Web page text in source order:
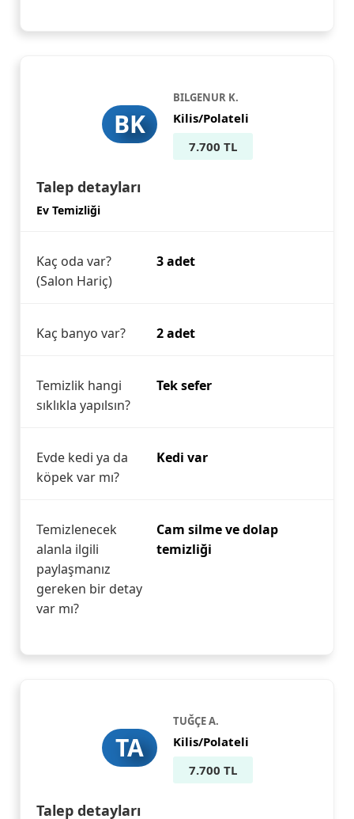
BK
BILGENUR K.
Kilis/Polateli
7.700 TL
Talep detayları
Ev Temizliği
Kaç oda var?
(Salon Hariç)
3 adet
Kaç banyo var? 2 adet
Temizlik hangi
sıklıkla yapılsın?
Tek sefer
Evde kedi ya da
köpek var mı?
Kedi var
Temizlenecek
alanla ilgili
paylaşmanız
gereken bir detay
var mı?
Cam silme ve dolap
temizliği
TA
TUĞÇE A.
Kilis/Polateli
7.700 TL
Talep detayları